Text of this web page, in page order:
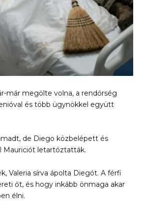
már megölte volna, a rendőrség
és több ügynökkel együtt
de Diego közbelépett és
Mauriciót letartóztatták.
Valeria sírva ápolta Diegót. A férfi
őt, és hogy inkább önmaga akar
élni.